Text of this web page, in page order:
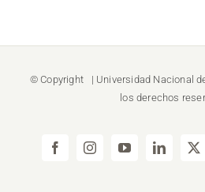
© Copyright | Universidad Nacional
los derechos
FacebookInstagramYouTubeLinkedIn
X